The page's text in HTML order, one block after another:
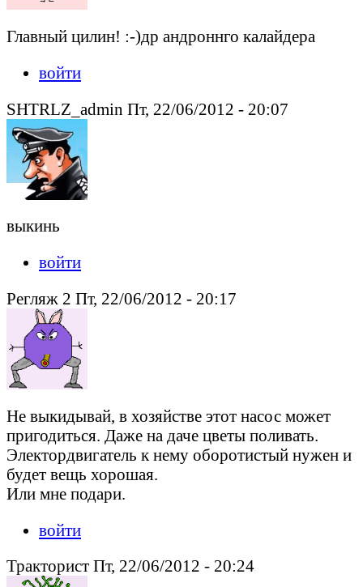
Главный цилин! :-)др андроннго калайдера
войти
SHTRLZ_admin Пт, 22/06/2012 - 20:07
выкинь
войти
Регляж 2 Пт, 22/06/2012 - 20:17
Не выкидывай, в хозяйстве этот насос может
пригодиться. Даже на даче цветы поливать.
Электордвигатель к нему оборотистый нужен и
будет вещь хорошая.
Или мне подари.
войти
Тракторист Пт, 22/06/2012 - 20:24